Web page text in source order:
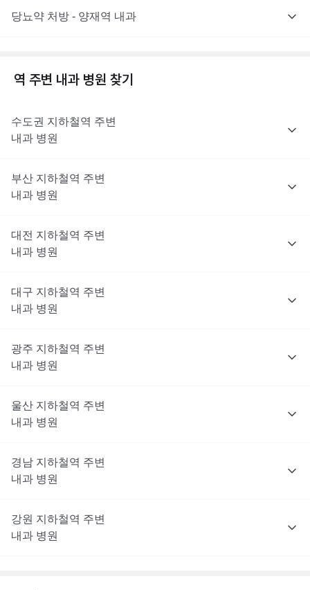
당뇨약 처방 - 양재역 내과
역 주변 내과 병원 찾기
수도권 지하철역 주변
내과 병원
부산 지하철역 주변
내과 병원
대전 지하철역 주변
내과 병원
대구 지하철역 주변
내과 병원
광주 지하철역 주변
내과 병원
울산 지하철역 주변
내과 병원
경남 지하철역 주변
내과 병원
강원 지하철역 주변
내과 병원